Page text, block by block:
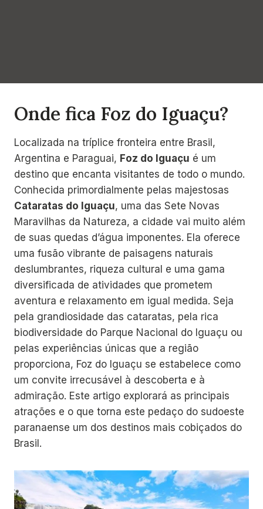
Onde fica Foz do Iguaçu?
Localizada na tríplice fronteira entre Brasil,
Argentina e Paraguai, Foz do Iguaçu é um
destino que encanta visitantes de todo o mundo.
Conhecida primordialmente pelas majestosas
Cataratas do Iguaçu, uma das Sete Novas
Maravilhas da Natureza, a cidade vai muito além
de suas quedas d’água imponentes. Ela oferece
uma fusão vibrante de paisagens naturais
deslumbrantes, riqueza cultural e uma gama
diversificada de atividades que prometem
aventura e relaxamento em igual medida. Seja
pela grandiosidade das cataratas, pela rica
biodiversidade do Parque Nacional do Iguaçu ou
pelas experiências únicas que a região
proporciona, Foz do Iguaçu se estabelece como
um convite irrecusável à descoberta e à
admiração. Este artigo explorará as principais
atrações e o que torna este pedaço do sudoeste
paranaense um dos destinos mais cobiçados do
Brasil.